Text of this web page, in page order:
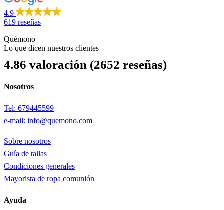
4.9
619 reseñas
Quémono
Lo que dicen nuestros clientes
4.86 valoración (2652 reseñas)
Nosotros
Tel: 679445599
e-mail: info@quemono.com
Sobre nosotros
Guía de tallas
Condiciones generales
Mayorista de ropa comunión
Ayuda